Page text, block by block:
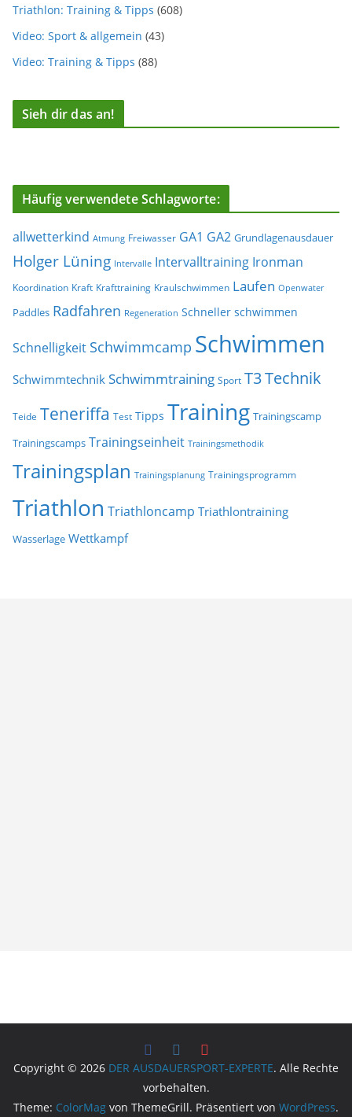
Triathlon: Training & Tipps (608)
Video: Sport & allgemein (43)
Video: Training & Tipps (88)
Sieh dir das an!
Häufig verwendete Schlagworte:
allwetterkind Atmung Freiwasser GA1 GA2 Grundlagenausdauer
Holger Lüning Intervalle Intervalltraining Ironman
Koordination Kraft Krafttraining Kraulschwimmen Laufen Openwater
Paddles Radfahren Regeneration Schneller schwimmen
Schnelligkeit Schwimmcamp Schwimmen
Schwimmtechnik Schwimmtraining Sport T3Technik
Teide Teneriffa Test Tipps Training Trainingscamp
Trainingscamps Trainingseinheit Trainingsmethodik
Trainingsplan Trainingsplanung Trainingsprogramm
Triathlon Triathloncamp Triathlontraining
Wasserlage Wettkampf
Copyright © 2026 DER AUSDAUERSPORT-EXPERTE. Alle Rechte
vorbehalten.
Theme: ColorMag von ThemeGrill. Präsentiert von WordPress.